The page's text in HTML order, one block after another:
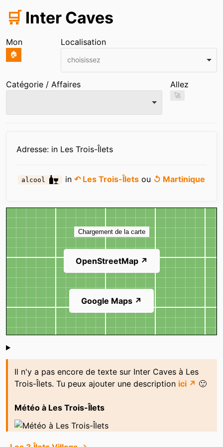
🛒 Inter Caves
Mon
🏠
Localisation
choisissez
Catégorie / Affaires Allez
🚀
Adresse: in Les Trois-Îlets
alcool in↶ Les Trois-Îlets ou ↺ Martinique
Carte
Chargement de la carte
OpenStreetMap ↗
Google Maps ↗
Shoutbox
Il n'y a pas encore de texte sur Inter Caves à Les
Trois-Îlets. Tu peux ajouter une description ici ↗ 🙂
Météo à Les Trois-Îlets